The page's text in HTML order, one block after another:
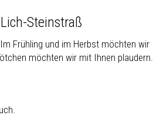
Steinstraß
Frühling und im Herbst möchten wir
möchten wir mit Ihnen plaudern.